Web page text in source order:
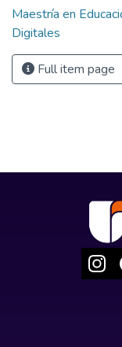
Maestría en
Digitales
Full item page